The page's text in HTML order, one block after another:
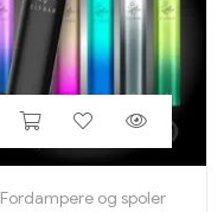
Fordampere og spoler